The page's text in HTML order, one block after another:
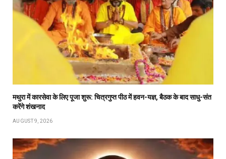
मथुरा में कारसेवा के लिए पूजा शुरू: चित्रगुप्त पीठ में हवन-यज्ञ, बैठक के बाद साधु-संत
करेंगे शंखनाद
AUGUST 9, 2026